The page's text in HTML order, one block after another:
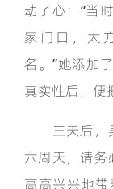
动了心：“当
家门口，太
名。”她添加
真实性后，便
三天后，吴
六周天，请务
高高兴兴地